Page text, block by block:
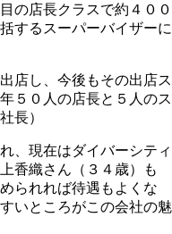
の店長クラスで約４００
するスーパーバイザーに
店し、今後もその出店ス
５０人の店長と５人のス
長）
、現在はダイバーシティ
香織さん（３４歳）も
られれば待遇もよくな
いところがこの会社の魅